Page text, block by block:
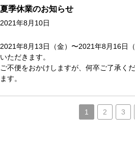
夏季休業のお知らせ
2021年8月10日
2021年8月13日（金）〜2021年8月16日
いただきます。
ご不便をおかけしますが、何卒ご了承く
ます。
1 2 3